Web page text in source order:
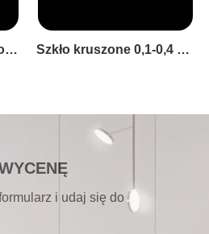
Szklane wióry o niskim współczynniku Coe
i udaj się do